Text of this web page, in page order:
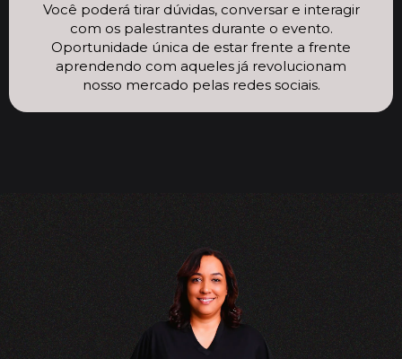
Você poderá tirar dúvidas, conversar e interagir
com os palestrantes durante o evento.
Oportunidade única de estar frente a frente
aprendendo com aqueles já revolucionam
nosso mercado pelas redes sociais.